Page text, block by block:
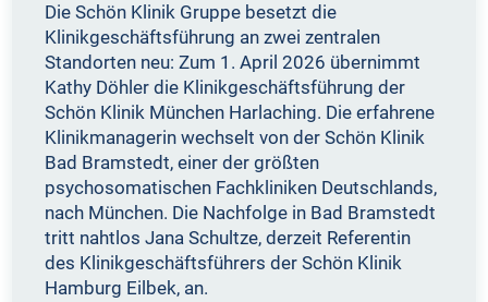
Die Schön Klinik Gruppe besetzt die
Klinikgeschäftsführung an zwei zentralen
Standorten neu: Zum 1. April 2026 übernimmt
Kathy Döhler die Klinikgeschäftsführung der
Schön Klinik München Harlaching. Die erfahrene
Klinikmanagerin wechselt von der Schön Klinik
Bad Bramstedt, einer der größten
psychosomatischen Fachkliniken Deutschlands,
nach München. Die Nachfolge in Bad Bramstedt
tritt nahtlos Jana Schultze, derzeit Referentin
des Klinikgeschäftsführers der Schön Klinik
Hamburg Eilbek, an.